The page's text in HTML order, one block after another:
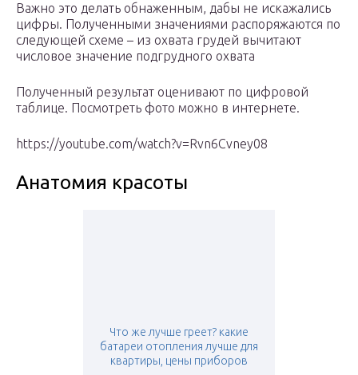
Важно это делать обнаженным, дабы не искажались
цифры. Полученными значениями распоряжаются по
следующей схеме – из охвата грудей вычитают
числовое значение подгрудного охвата
Полученный результат оценивают по цифровой
таблице. Посмотреть фото можно в интернете.
https://youtube.com/watch?v=Rvn6Cvney08
Анатомия красоты
Что же лучше греет? какие
батареи отопления лучше для
квартиры, цены приборов